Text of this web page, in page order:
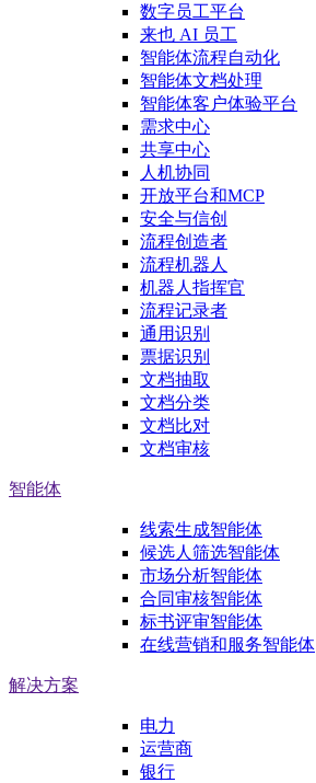
数字员工平台
来也 AI 员工
智能体流程自动化
智能体文档处理
智能体客户体验平台
需求中心
共享中心
人机协同
开放平台和MCP
安全与信创
流程创造者
流程机器人
机器人指挥官
流程记录者
通用识别
票据识别
文档抽取
文档分类
文档比对
文档审核
智能体
线索生成智能体
候选人筛选智能体
市场分析智能体
合同审核智能体
标书评审智能体
在线营销和服务智能体
解决方案
电力
运营商
银行